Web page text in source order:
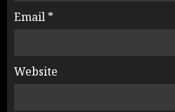
Email *
Website